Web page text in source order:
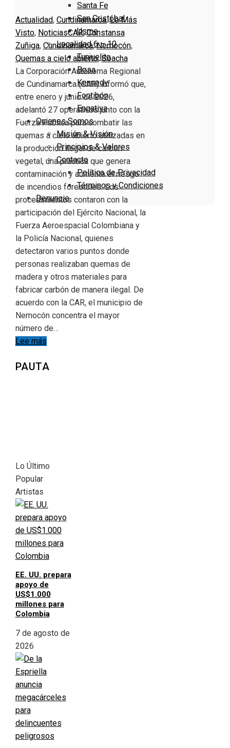
Santa Fe
San Cristóbal
Usme
Localidad 6 – 10
Tunjuelito
Bosa
Kennedy
Fontibón
Engativa
Quienes Somos
Misión & Visión
Principios & Valores
Contacto
Política de Privacidad
Términos y Condiciones
Denuncie
Actualidad, Cundinamarca,Lo Más
Visto, NoticiasCAR,Constansa
Zuñiga, Cundinamarca,Nemocón,
Quemas a cielo abierto,Soacha
La Corporación Autónoma Regional
de Cundinamarca (CAR) informó que,
entre enero y junio de 2026,
adelantó 27 operativos junto con la
Fuerza Pública para combatir las
quemas a cielo abierto utilizadas en
la producción ilegal de carbón
vegetal, una práctica que genera
contaminación y aumenta el riesgo
de incendios forestales. Los
procedimientos contaron con la
participación del Ejército Nacional, la
Fuerza Aeroespacial Colombiana y
la Policía Nacional, quienes
detectaron varios puntos donde
personas realizaban quemas de
madera y otros materiales para
fabricar carbón de manera ilegal. De
acuerdo con la CAR, el municipio de
Nemocón concentra el mayor
número de…
Lee más
PAUTA
Lo Último
Popular
Artistas
EE. UU. prepara
apoyo de
US$1.000
millones para
Colombia
7 de agosto de
2026